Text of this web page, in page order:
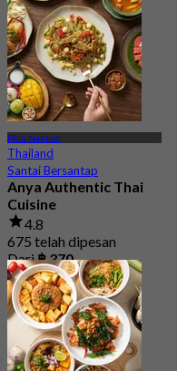
Phra Nakhon
Thailand
Santai Bersantap
Anya Authentic Thai
Cuisine
4.8
675 telah dipesan
Dari฿ 370